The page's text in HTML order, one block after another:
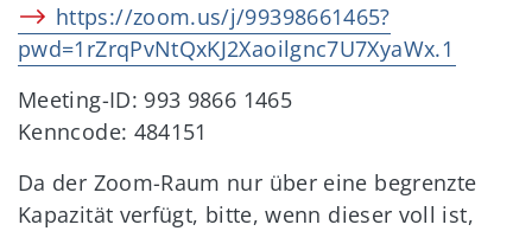
https://zoom.us/j/99398661465?
pwd=1rZrqPvNtQxKJ2Xaoilgnc7U7XyaWx.1
Meeting-ID: 993 9866 1465
Kenncode: 484151
Da der Zoom-Raum nur über eine begrenzte
Kapazität verfügt, bitte, wenn dieser voll ist,